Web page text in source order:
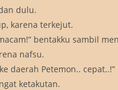
dulu.
karena terkejut.
bentakku sambil
nafsu.
daerah Petemon.. cepat..!”
ketakutan.